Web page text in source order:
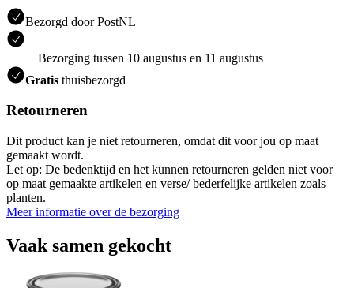
Bezorgd door PostNL
Bezorging tussen 10 augustus en 11 augustus
Gratis thuisbezorgd
Retourneren
Dit product kan je niet retourneren, omdat dit voor jou op maat
gemaakt wordt.
Let op: De bedenktijd en het kunnen retourneren gelden niet voor
op maat gemaakte artikelen en verse/ bederfelijke artikelen zoals
planten.
Meer informatie over de bezorging
Vaak samen gekocht